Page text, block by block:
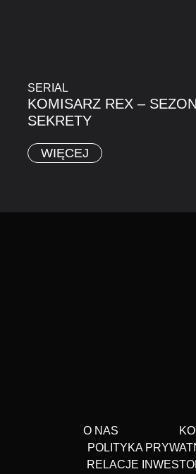
SERIAL
KOMISARZ REX –
SEKRETY
WIĘCEJ
O NAS
POLITYKA
RELACJE